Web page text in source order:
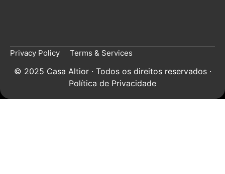
© 2025 Casa Altior · Todos os direitos reservados ·
Política de Privacidade
Privacy Policy Terms & Services